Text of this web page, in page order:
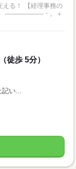
・。＋
徒歩 5分）
い...